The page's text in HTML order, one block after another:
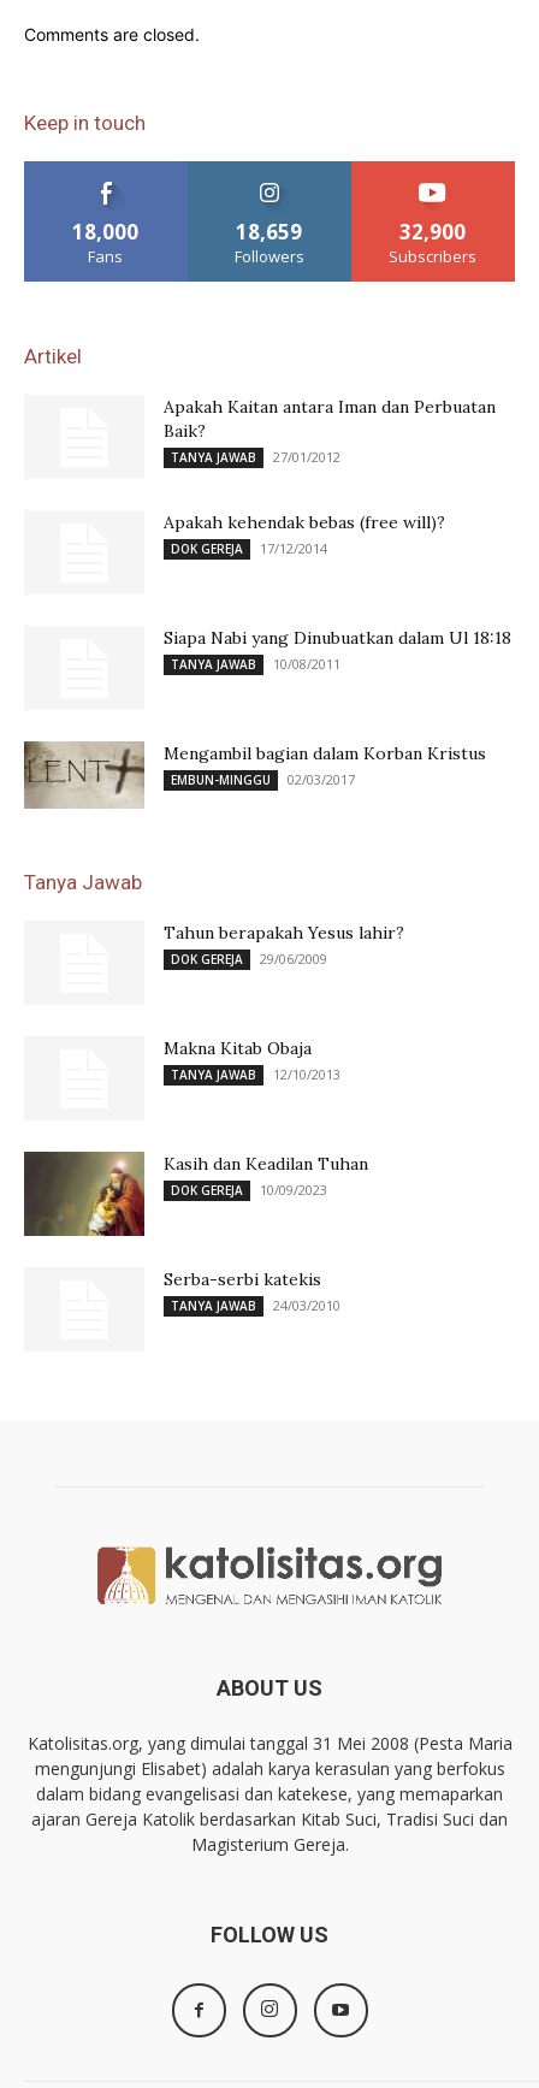
Comments are closed.
Keep in touch
18,000
Fans
18,659
Followers
32,900
Subscribers
Artikel
Apakah Kaitan antara Iman dan Perbuatan
Baik?
TANYA JAWAB 27/01/2012
Apakah kehendak bebas (free will)?
DOK GEREJA 17/12/2014
Siapa Nabi yang Dinubuatkan dalam Ul 18:18
TANYA JAWAB 10/08/2011
Mengambil bagian dalam Korban Kristus
EMBUN-MINGGU 02/03/2017
Tanya Jawab
Tahun berapakah Yesus lahir?
DOK GEREJA 29/06/2009
Makna Kitab Obaja
TANYA JAWAB 12/10/2013
Kasih dan Keadilan Tuhan
DOK GEREJA 10/09/2023
Serba-serbi katekis
TANYA JAWAB 24/03/2010
ABOUT US
Katolisitas.org, yang dimulai tanggal 31 Mei 2008 (Pesta Maria
mengunjungi Elisabet) adalah karya kerasulan yang berfokus
dalam bidang evangelisasi dan katekese, yang memaparkan
ajaran Gereja Katolik berdasarkan Kitab Suci, Tradisi Suci dan
Magisterium Gereja.
FOLLOW US